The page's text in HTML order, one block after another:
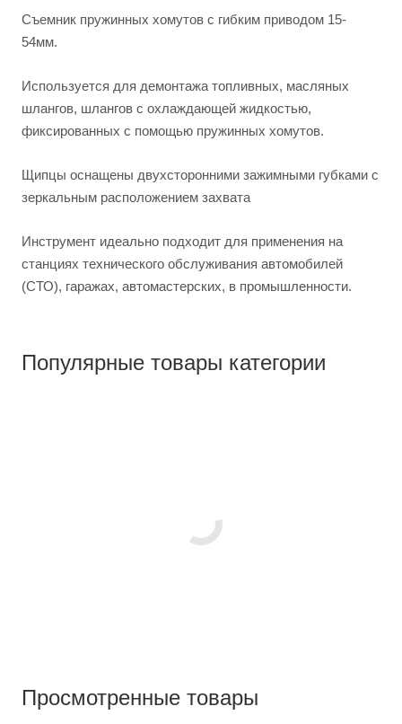
Съемник пружинных хомутов с гибким приводом 15-
54мм.
Используется для демонтажа топливных, масляных
шлангов, шлангов с охлаждающей жидкостью,
фиксированных с помощью пружинных хомутов.
Щипцы оснащены двухсторонними зажимными губками с
зеркальным расположением захвата
Инструмент идеально подходит для применения на
станциях технического обслуживания автомобилей
(СТО), гаражах, автомастерских, в промышленности.
Популярные товары категории
Просмотренные товары